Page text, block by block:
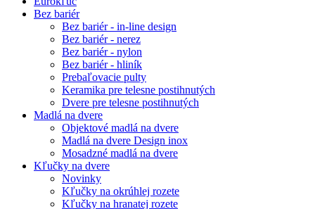
Bez bariér
Bez bariér - in-line design
Bez bariér - nerez
Bez bariér - nylon
Bez bariér - hliník
Prebaľovacie pulty
Keramika pre telesne postihnutých
Dvere pre telesne postihnutých
Madlá na dvere
Objektové madlá na dvere
Madlá na dvere Design inox
Mosadzné madlá na dvere
Kľučky na dvere
Novinky
Kľučky na okrúhlej rozete
Kľučky na hranatej rozete